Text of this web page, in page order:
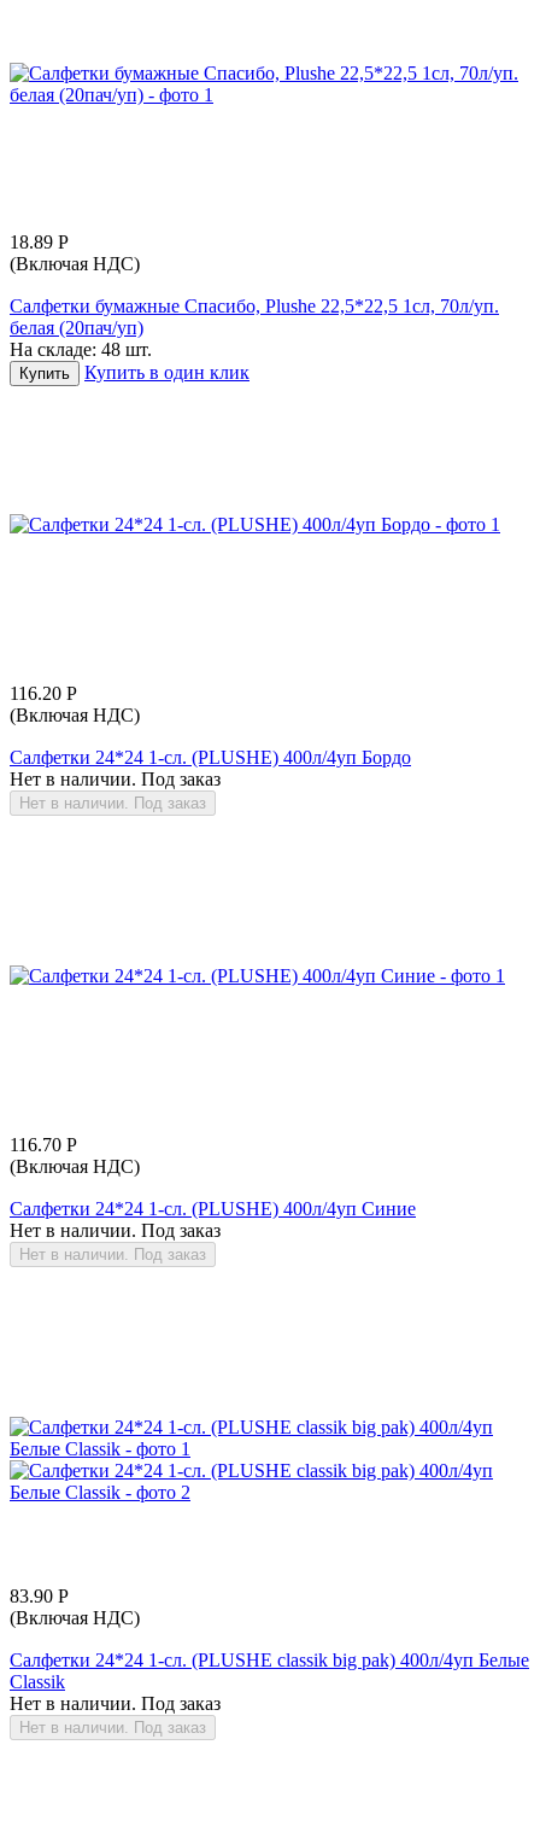
18.89 Р
(Включая НДС)
Салфетки бумажные Спасибо, Plushe 22,5*22,5 1сл, 70л/уп.
белая (20пач/уп)
На складе: 48 шт.
Купить Купить в один клик
116.20 Р
(Включая НДС)
Салфетки 24*24 1-сл. (PLUSHE) 400л/4уп Бордо
Нет в наличии. Под заказ
Нет в наличии. Под заказ
116.70 Р
(Включая НДС)
Салфетки 24*24 1-сл. (PLUSHE) 400л/4уп Синие
Нет в наличии. Под заказ
Нет в наличии. Под заказ
83.90 Р
(Включая НДС)
Салфетки 24*24 1-сл. (PLUSHE classik big pak) 400л/4уп Белые
Classik
Нет в наличии. Под заказ
Нет в наличии. Под заказ